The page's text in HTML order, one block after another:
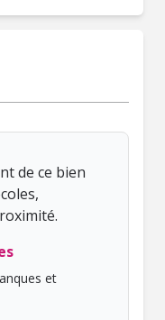
de ce bien
et